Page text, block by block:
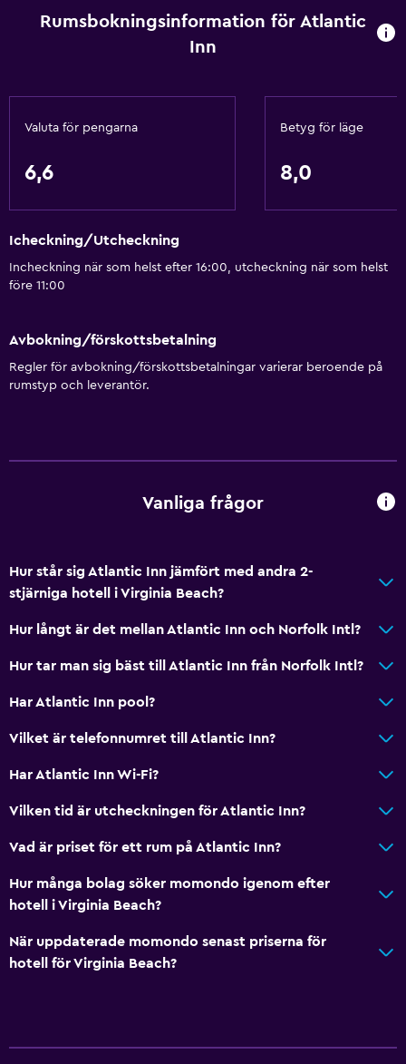
Rumsbokningsinformation för Atlantic
Inn
Valuta för pengarna
6,6
Betyg för läge
8,0
Icheckning/Utcheckning
Incheckning när som helst efter 16:00, utcheckning när som helst
före 11:00
Avbokning/förskottsbetalning
Regler för avbokning/förskottsbetalningar varierar beroende på
rumstyp och leverantör.
Vanliga frågor
Hur står sig Atlantic Inn jämfört med andra 2-
stjärniga hotell i Virginia Beach?
Hur långt är det mellan Atlantic Inn och Norfolk Intl?
Hur tar man sig bäst till Atlantic Inn från Norfolk Intl?
Har Atlantic Inn pool?
Vilket är telefonnumret till Atlantic Inn?
Har Atlantic Inn Wi-Fi?
Vilken tid är utcheckningen för Atlantic Inn?
Vad är priset för ett rum på Atlantic Inn?
Hur många bolag söker momondo igenom efter
hotell i Virginia Beach?
När uppdaterade momondo senast priserna för
hotell för Virginia Beach?